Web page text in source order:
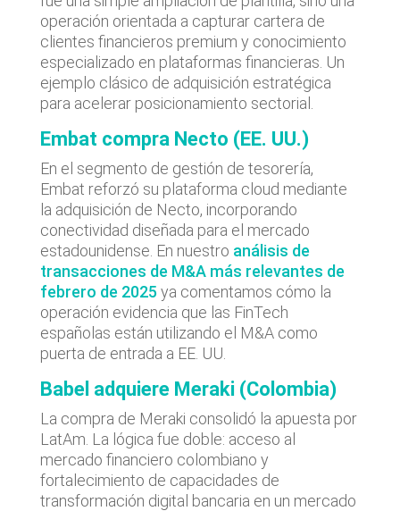
operación orientada a capturar cartera de
clientes financieros premium y conocimiento
especializado en plataformas financieras. Un
ejemplo clásico de adquisición estratégica
para acelerar posicionamiento sectorial.
Embat compra Necto (EE. UU.)
En el segmento de gestión de tesorería,
Embat reforzó su plataforma cloud mediante
la adquisición de Necto, incorporando
conectividad diseñada para el mercado
estadounidense. En nuestro análisis de
transacciones de M&A más relevantes de
febrero de 2025 ya comentamos cómo la
operación evidencia que las FinTech
españolas están utilizando el M&A como
puerta de entrada a EE. UU.
Babel adquiere Meraki (Colombia)
La compra de Meraki consolidó la apuesta por
LatAm. La lógica fue doble: acceso al
mercado financiero colombiano y
fortalecimiento de capacidades de
transformación digital bancaria en un mercado